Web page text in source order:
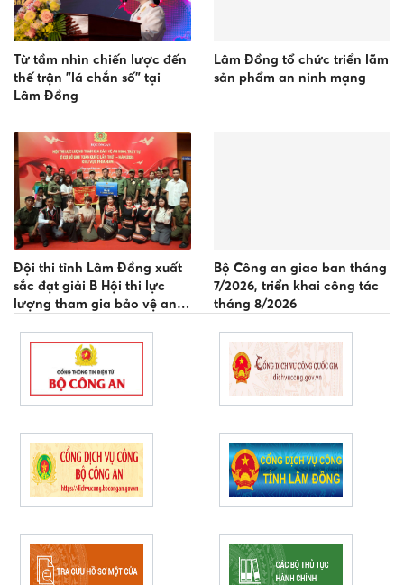
Từ tầm nhìn chiến lược đến
thế trận "lá chắn số" tại
Lâm Đồng
Lâm Đồng tổ chức triển lãm
sản phẩm an ninh mạng
Đội thi tỉnh Lâm Đồng xuất
sắc đạt giải B Hội thi lực
lượng tham gia bảo vệ an
toàn quốc
Bộ Công an giao ban tháng
7/2026, triển khai công tác
tháng 8/2026